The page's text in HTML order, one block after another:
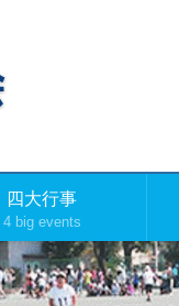
四大行事
4 big events